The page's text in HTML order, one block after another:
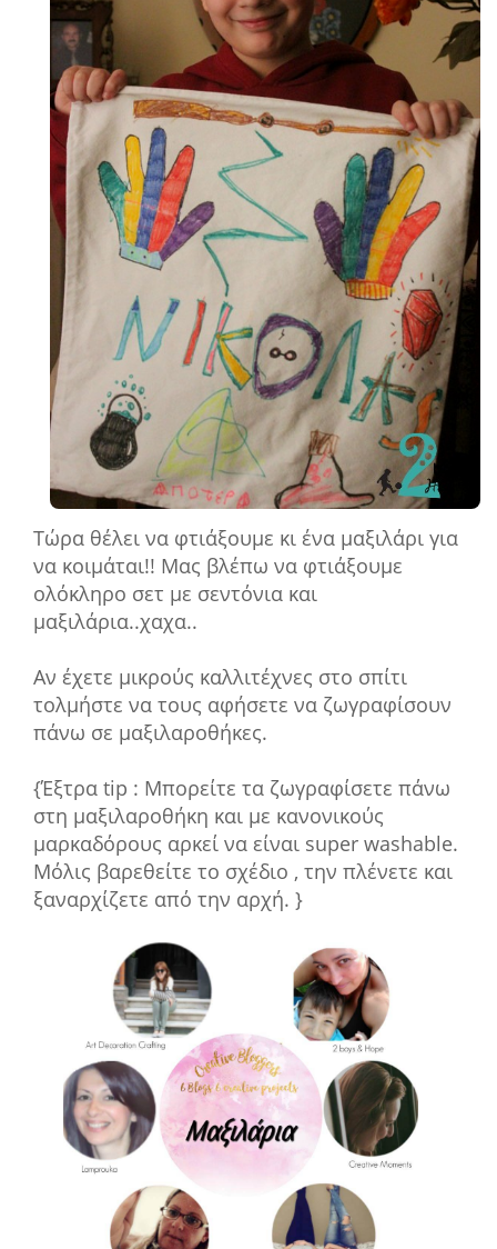
Τώρα θέλει να φτιάξουμε κι ένα μαξιλάρι για
να κοιμάται!! Μας βλέπω να φτιάξουμε
ολόκληρο σετ με σεντόνια και
μαξιλάρια..χαχα..
Αν έχετε μικρούς καλλιτέχνες στο σπίτι
τολμήστε να τους αφήσετε να ζωγραφίσουν
πάνω σε μαξιλαροθήκες.
{Έξτρα tip : Μπορείτε τα ζωγραφίσετε πάνω
στη μαξιλαροθήκη και με κανονικούς
μαρκαδόρους αρκεί να είναι super washable.
Μόλις βαρεθείτε το σχέδιο , την πλένετε και
ξαναρχίζετε από την αρχή. }